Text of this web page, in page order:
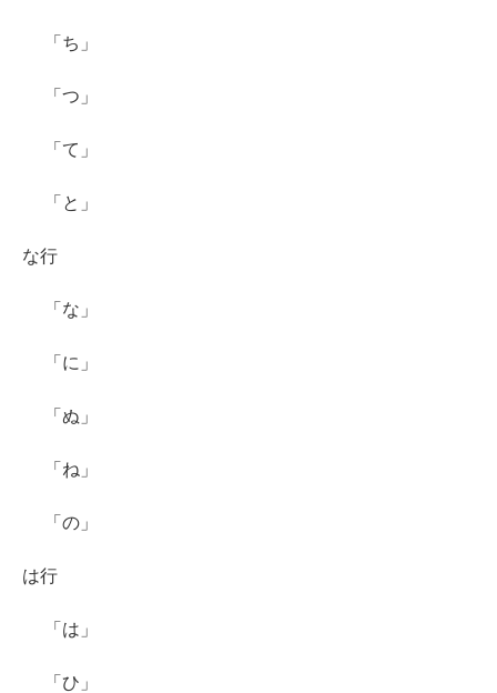
「ち」
「つ」
「て」
「と」
な行
「な」
「に」
「ぬ」
「ね」
「の」
は行
「は」
「ひ」